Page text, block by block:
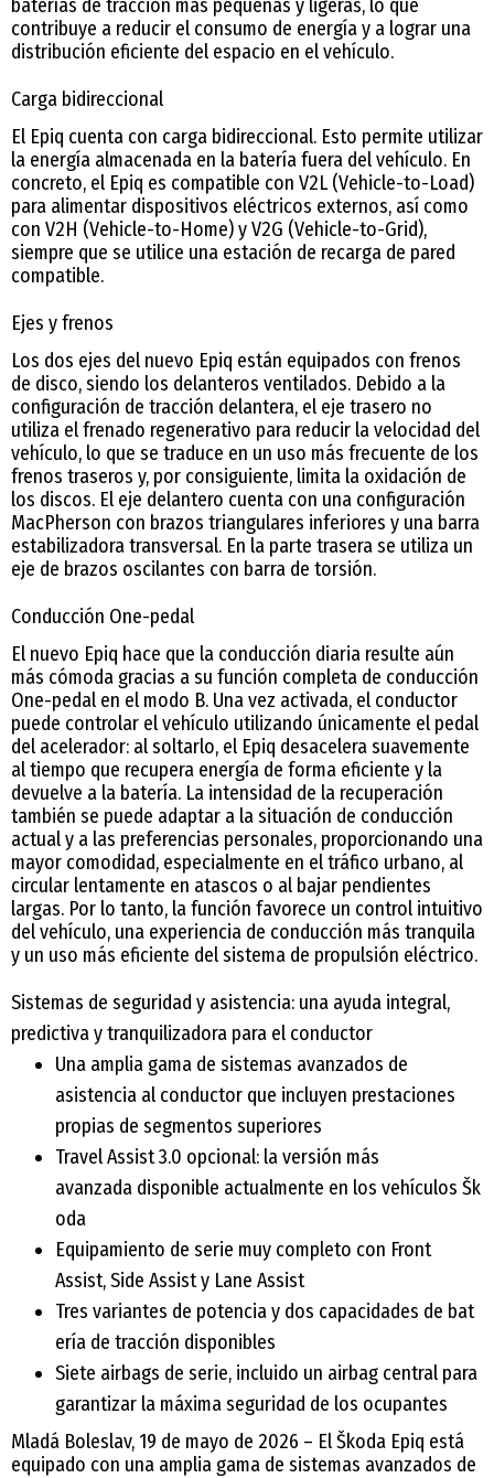
baterías de tracción más pequeñas y ligeras, lo que
contribuye a reducir el consumo de energía y a lograr una
distribución eficiente del espacio en el vehículo.
Carga bidireccional
El Epiq cuenta con carga bidireccional. Esto permite utilizar
la energía almacenada en la batería fuera del vehículo. En
concreto, el Epiq es compatible con V2L (Vehicle-to-Load)
para alimentar dispositivos eléctricos externos, así como
con V2H (Vehicle-to-Home) y V2G (Vehicle-to-Grid),
siempre que se utilice una estación de recarga de pared
compatible.
Ejes y frenos
Los dos ejes del nuevo Epiq están equipados con frenos
de disco, siendo los delanteros ventilados. Debido a la
configuración de tracción delantera, el eje trasero no
utiliza el frenado regenerativo para reducir la velocidad del
vehículo, lo que se traduce en un uso más frecuente de los
frenos traseros y, por consiguiente, limita la oxidación de
los discos. El eje delantero cuenta con una configuración
MacPherson con brazos triangulares inferiores y una barra
estabilizadora transversal. En la parte trasera se utiliza un
eje de brazos oscilantes con barra de torsión.
Conducción One-pedal
El nuevo Epiq hace que la conducción diaria resulte aún
más cómoda gracias a su función completa de conducción
One-pedal en el modo B. Una vez activada, el conductor
puede controlar el vehículo utilizando únicamente el pedal
del acelerador: al soltarlo, el Epiq desacelera suavemente
al tiempo que recupera energía de forma eficiente y la
devuelve a la batería. La intensidad de la recuperación
también se puede adaptar a la situación de conducción
actual y a las preferencias personales, proporcionando una
mayor comodidad, especialmente en el tráfico urbano, al
circular lentamente en atascos o al bajar pendientes
largas. Por lo tanto, la función favorece un control intuitivo
del vehículo, una experiencia de conducción más tranquila
y un uso más eficiente del sistema de propulsión eléctrico.
Sistemas de seguridad y asistencia: una ayuda integral,
predictiva y tranquilizadora para el conductor
Una amplia gama de sistemas avanzados de
asistencia al conductor que incluyen prestaciones
propias de segmentos superiores
Travel Assist 3.0 opcional: la versión más
avanzada disponible actualmente en los vehículos Šk
oda
Equipamiento de serie muy completo con Front
Assist, Side Assist y Lane Assist
Tres variantes de potencia y dos capacidades de bat
ería de tracción disponibles
Siete airbags de serie, incluido un airbag central para
garantizar la máxima seguridad de los ocupantes
Mladá Boleslav, 19 de mayo de 2026 – El Škoda Epiq está
equipado con una amplia gama de sistemas avanzados de